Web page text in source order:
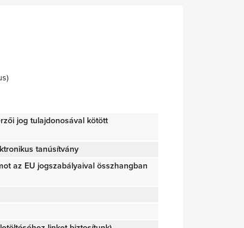
jog tulajdonosával kötött
tanúsítvány
az EU jogszabályaival összhangban